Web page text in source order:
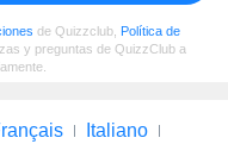
de Quizzclub, Política de
y preguntas de QuizzClub a
Italiano